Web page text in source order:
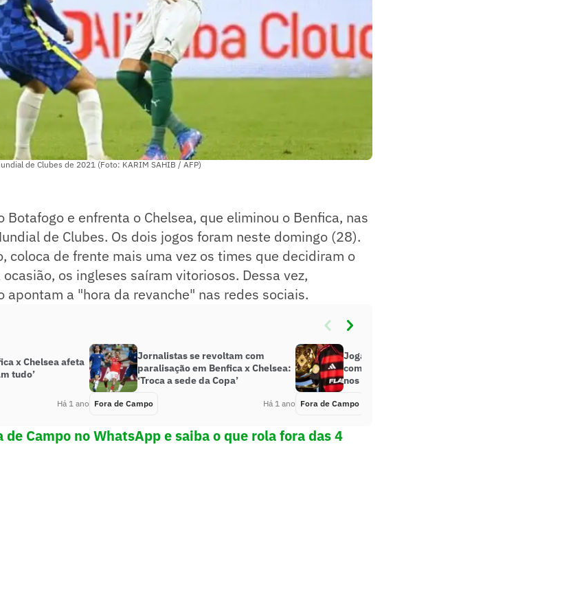
de Clubes de 2021 (Foto: KARIM SAHIB / AFP)
Botafogo e enfrenta o Chelsea, que eliminou o Benfica, nas
de Clubes. Os dois jogos foram neste domingo (28).
coloca de frente mais uma vez os times que decidiram o
os ingleses saíram vitoriosos. Dessa vez,
apontam a "hora da revanche" nas redes sociais.
x Chelsea afeta
tudo’
Há 1 ano
Jornalistas se revoltam com
paralisação em Benfica x Chelsea:
‘Troca a sede da Copa’
Fora de Campo Há 1 ano
Jogador do Manchester City é visto
com camisa do Flamengo em loja
nos EUA
Fora de Campo
de Campo no WhatsApp e saiba o que rola fora das 4